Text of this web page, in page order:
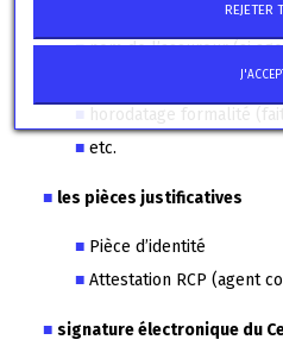
REJETER
date de fin de validité de
nom de l’assureur (si
informations de contact
horodatage formalité
etc.
les pièces justificatives
Pièce d’identité
Attestation RCP (agent
signature électronique du